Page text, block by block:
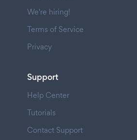
We're hiring!
Terms of Service
Privacy
Support
Help Center
Tutorials
Contact Support